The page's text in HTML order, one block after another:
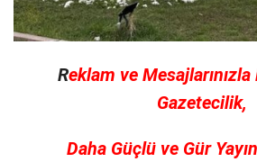
Reklam ve
Gazetecilik,
Daha Güçlü ve Gür